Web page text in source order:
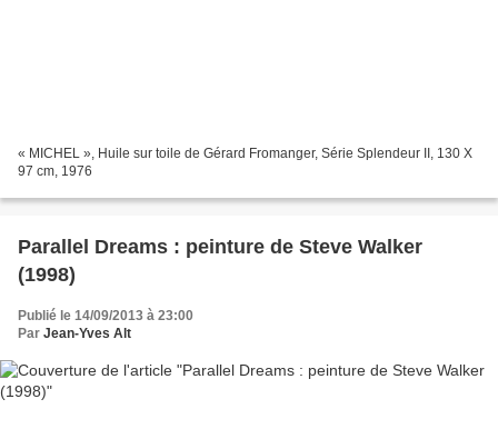
« MICHEL », Huile sur toile de Gérard Fromanger, Série Splendeur II, 130 X
97 cm, 1976
Parallel Dreams : peinture de Steve Walker
(1998)
Publié le 14/09/2013 à 23:00
Par Jean-Yves Alt